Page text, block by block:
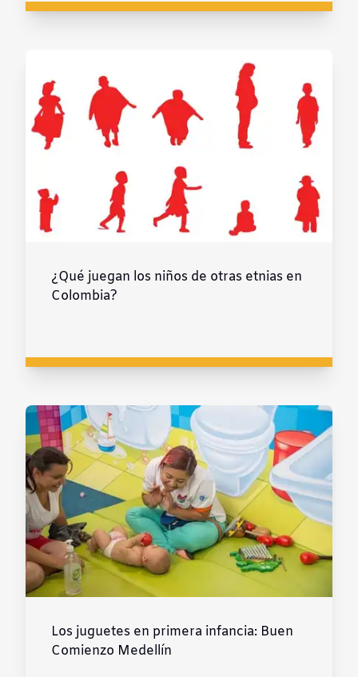
¿Qué juegan los niños de otras etnias en
Colombia?
Los juguetes en primera infancia: Buen
Comienzo Medellín